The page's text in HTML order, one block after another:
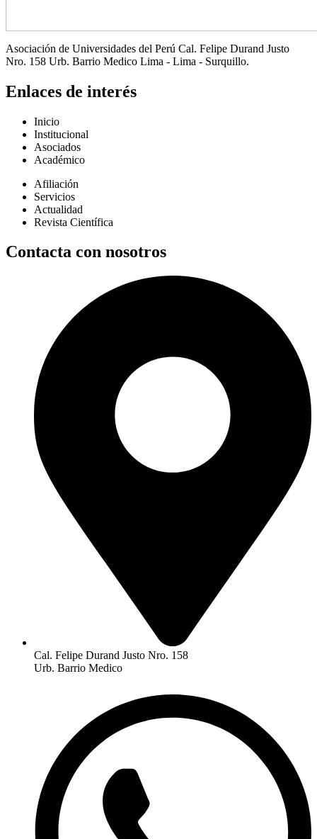
Asociación de Universidades del Perú Cal. Felipe Durand Justo
Nro. 158 Urb. Barrio Medico Lima - Lima - Surquillo.
Enlaces de interés
Inicio
Institucional
Asociados
Académico
Afiliación
Servicios
Actualidad
Revista Científica
Contacta con nosotros
Cal. Felipe Durand Justo Nro. 158
Urb. Barrio Medico